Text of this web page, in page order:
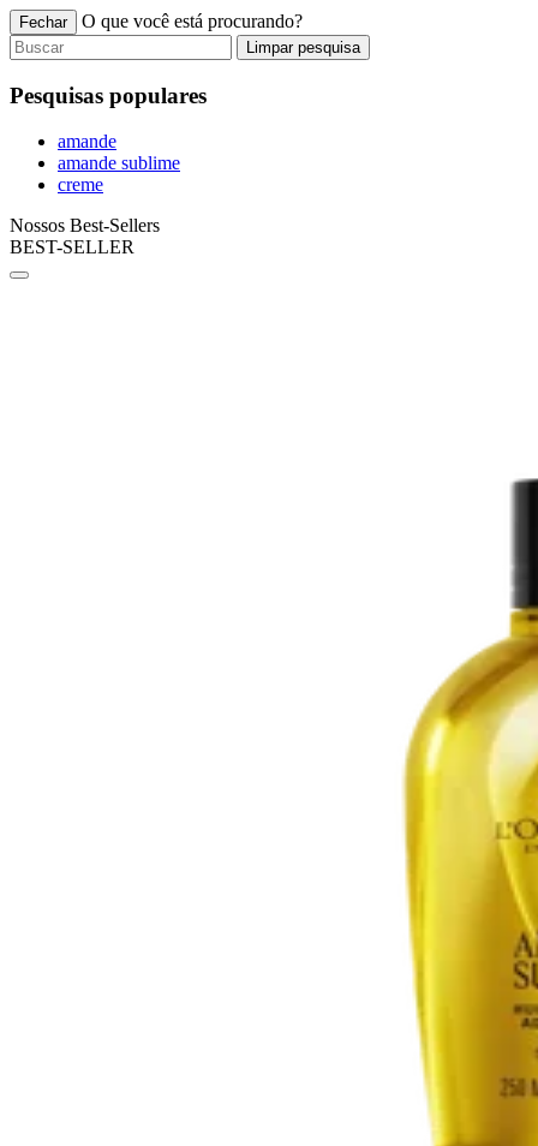
Fechar O que você está procurando?
Limpar pesquisa
Pesquisas populares
amande
amande sublime
creme
Nossos Best-Sellers
BEST-SELLER